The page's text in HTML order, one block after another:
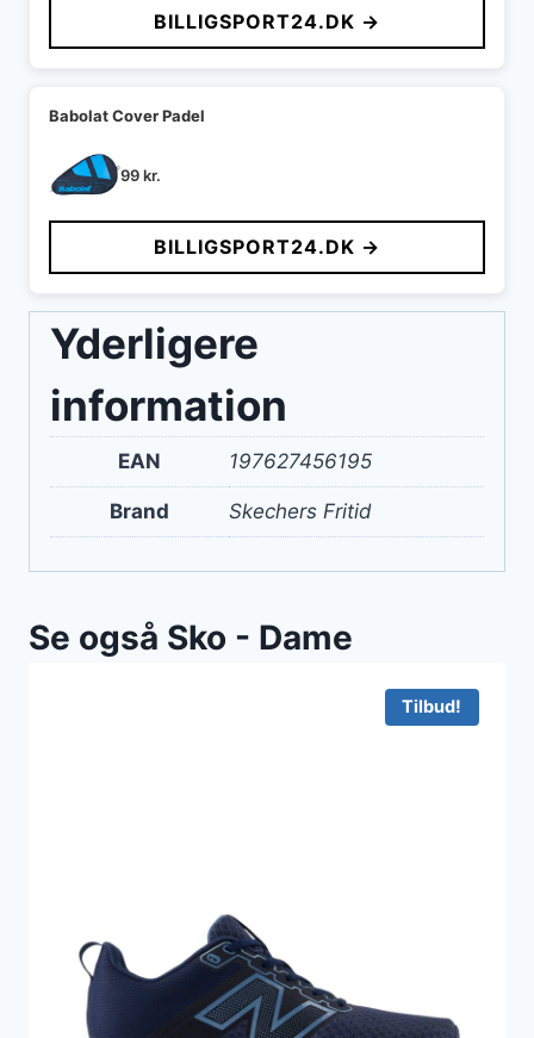
BILLIGSPORT24.DK →
Babolat Cover Padel
99kr.
BILLIGSPORT24.DK →
Yderligere
information
EAN 197627456195
Brand Skechers Fritid
Se også Sko - Dame
Tilbud!